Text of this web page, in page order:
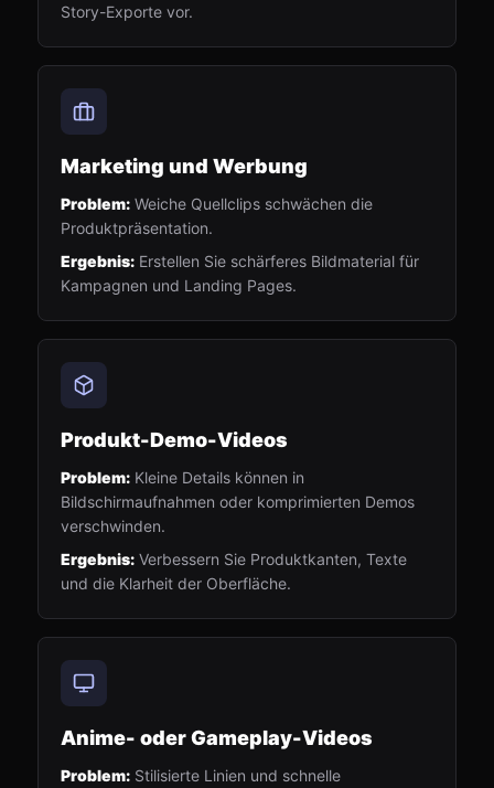
Story-Exporte vor.
Marketing und Werbung
Problem: Weiche Quellclips schwächen die
Produktpräsentation.
Ergebnis: Erstellen Sie schärferes Bildmaterial für
Kampagnen und Landing Pages.
Produkt-Demo-Videos
Problem: Kleine Details können in
Bildschirmaufnahmen oder komprimierten Demos
verschwinden.
Ergebnis: Verbessern Sie Produktkanten, Texte
und die Klarheit der Oberfläche.
Anime- oder Gameplay-Videos
Problem: Stilisierte Linien und schnelle